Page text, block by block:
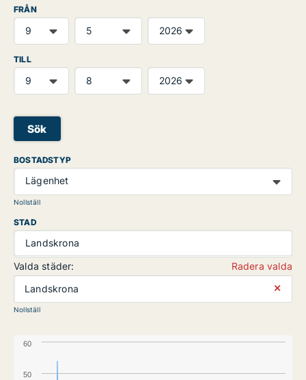
FRÅN
TILL
Sök
BOSTADSTYP
Lägenhet
Nollställ
STAD
Landskrona
Valda städer:
Radera valda
Landskrona
⨯
Nollställ
50
60